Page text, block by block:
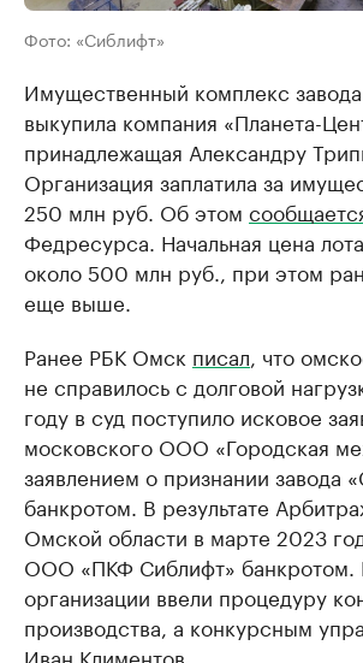
Фото: «Сиблифт»
Имущественный комплекс
выкупила компания «Планета-
принадлежащая Александру
Организация заплатила за
250 млн руб. Об этом
Федресурса. Начальная цена
около 500 млн руб., при этом
еще выше.
Ранее РБК Омск писал, что
не справилось с долговой
году в суд поступило исковое
московского ООО «Городская
заявлением о признании завода
банкротом. В результате
Омской области в марте 2023
ООО «ПКФ Сиблифт» банкротом.
организации ввели процедуру
производства, а конкурсным
Иван Климентов.